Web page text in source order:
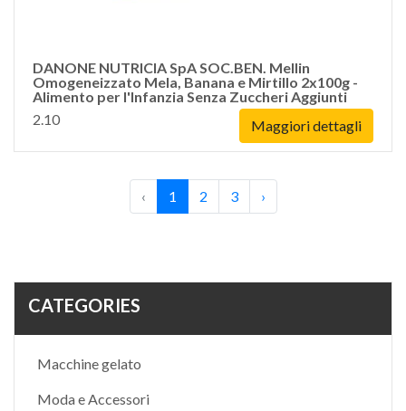
CATEGORIES
Macchine gelato
Moda e Accessori
DANONE NUTRICIA SpA SOC.BEN. Mellin
Omogeneizzato Mela, Banana e Mirtillo 2x100g -
Alimento per l'Infanzia Senza Zuccheri Aggiunti
2.10
Maggiori dettagli
‹ 1 2 3 ›